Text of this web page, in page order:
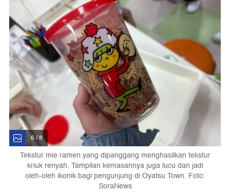
6 / 8
Tekstur mie ramen yang dipanggang menghasilkan tekstur
kriuk renyah. Tampilan kemasannya juga lucu dan jadi
oleh-oleh ikonik bagi pengunjung di Oyatsu Town. Foto:
SoraNews